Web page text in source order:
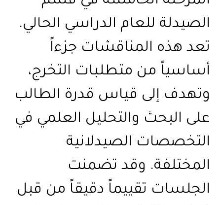
الصيدلة للعام الدراسي الحالي.
تعد هذه المناقشات جزءاً
أساسياً من متطلبات التخرج،
وتهدف إلى قياس قدرة الطالب
على البحث والتحليل العلمي في
التخصصات الصيدلانية
المختلفة. وقد تضمنت
الجلسات تقييماً دقيقاً من قبل